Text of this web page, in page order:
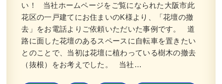
い！ 当社ホームページをご覧になられた大阪市此
花区の一戸建てにお住まいのK様より、「花壇の撤
去」をお電話よりご依頼いただいた事例です。 道
路に面した花壇のあるスペースに自転車を置きたい
とのことで、当初は花壇に植わっている樹木の撤去
（抜根）をお考えでした。 当社…